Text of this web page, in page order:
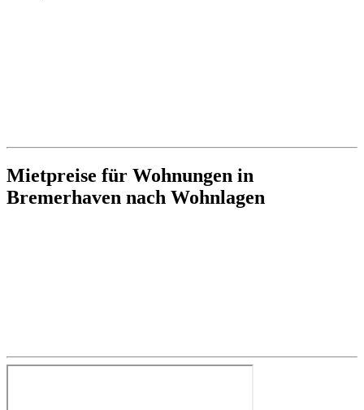
Mietpreise für Wohnungen in
Bremerhaven nach Wohnlagen